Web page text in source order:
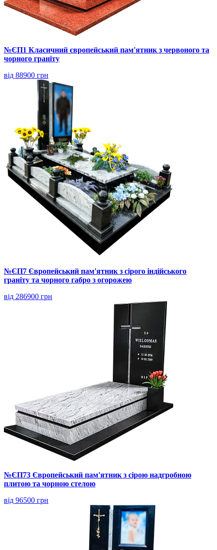
№ЄП1 Класичний європейський пам'ятник з червоного та
чорного граніту
від 88900 грн
№ЄП7 Європейський пам'ятник з сірого індійського
граніту та чорного габро з огорожею
від 286900 грн
№ЄП73 Європейський пам'ятник з сірою надгробною
плитою та чорною стелою
від 96500 грн